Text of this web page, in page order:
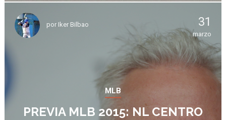
por Iker Bilbao 31
marzo
MLB
PREVIA MLB 2015: NL CENTRO